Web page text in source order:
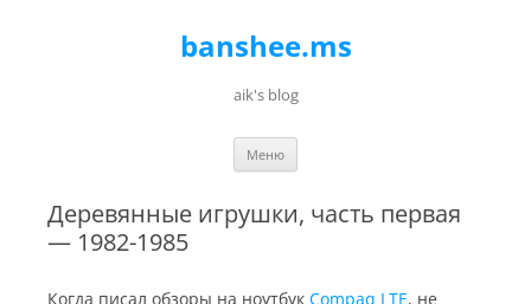
banshee.ms
aik's blog
Меню
Деревянные игрушки, часть первая
— 1982-1985
Когда писал обзоры на ноутбук Compaq LTE, не